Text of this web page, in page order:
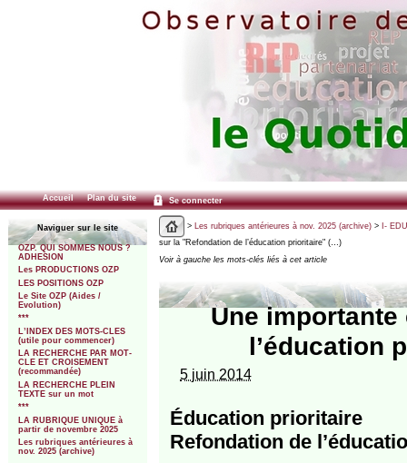
Accueil Plan du site Se connecter
Naviguer sur le site
OZP. QUI SOMMES NOUS ?
ADHESION
Les PRODUCTIONS OZP
LES POSITIONS OZP
Le Site OZP (Aides /
Evolution)
***
L’INDEX DES MOTS-CLES
(utile pour commencer)
LA RECHERCHE PAR MOT-
CLE ET CROISEMENT
(recommandée)
LA RECHERCHE PLEIN
TEXTE sur un mot
***
LA RUBRIQUE UNIQUE à
partir de novembre 2025
Les rubriques antérieures à
nov. 2025 (archive)
> Les rubriques antérieures à nov. 2025 (archive)> I-
sur la "Refondation de l’éducation prioritaire" (…)
Voir à gauche les mots-clés liés à cet article
Une
l’éducation
5 juin 2014
Éducation prioritaire
Refondation de